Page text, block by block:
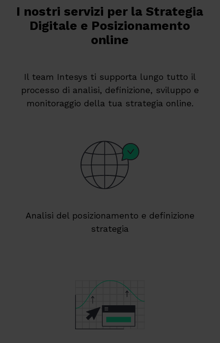
I nostri servizi per la Strategia
Digitale e Posizionamento
online
Il team Intesys ti supporta lungo tutto il
processo di analisi, definizione, sviluppo e
monitoraggio della tua strategia online.
Analisi del posizionamento e definizione
strategia